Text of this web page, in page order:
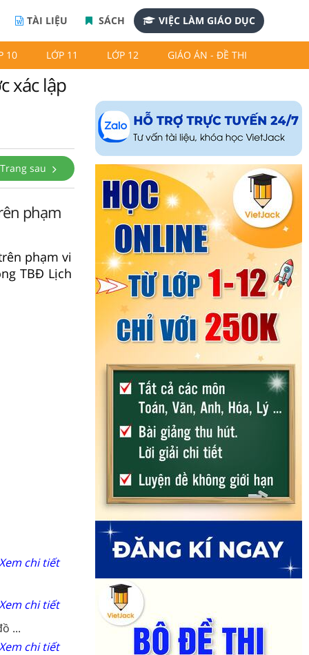
TÀI LIỆU SÁCH VIỆC LÀM GIÁO DỤC
10 LỚP 11 LỚP 12 GIÁO ÁN - ĐỀ THI
xác lập
Trang sau
phạm
phạm vi
TBĐ Lịch
chi tiết
chi tiết
...
chi tiết